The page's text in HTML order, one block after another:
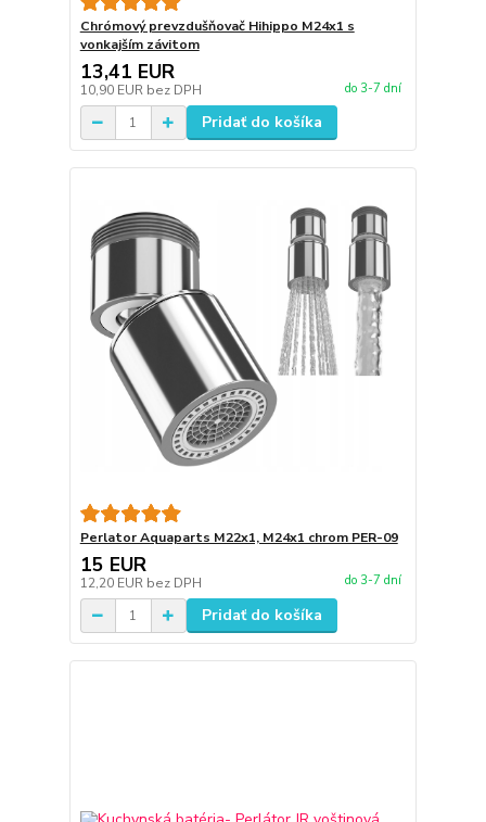
Chrómový prevzdušňovač Hihippo M24x1 s
vonkajším závitom
13,41 EUR
10,90 EUR bez DPH do 3-7 dní
Pridať do košíka
Perlator Aquaparts M22x1, M24x1 chrom PER-09
15 EUR
12,20 EUR bez DPH do 3-7 dní
Pridať do košíka